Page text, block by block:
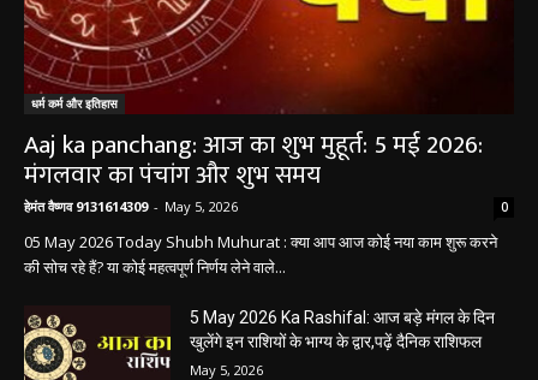
धर्म कर्म और इतिहास
Aaj ka panchang: आज का शुभ मुहूर्त: 5 मई 2026:
मंगलवार का पंचांग और शुभ समय
हेमंत वैष्णव 9131614309 - May 5, 2026 0
05 May 2026 Today Shubh Muhurat : क्या आप आज कोई नया काम शुरू करने
की सोच रहे हैं? या कोई महत्वपूर्ण निर्णय लेने वाले...
5 May 2026 Ka Rashifal: आज बड़े मंगल के दिन
खुलेंगे इन राशियों के भाग्य के द्वार,पढ़ें दैनिक राशिफल
May 5, 2026